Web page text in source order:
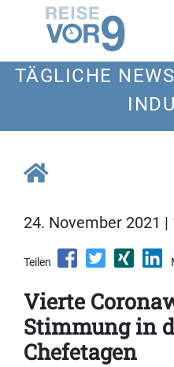
TÄGLICHE
24. November 2021 |
Teilen
Vierte
Stimmung in
Chefetagen